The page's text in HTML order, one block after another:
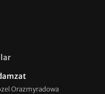
Orazmyradowa